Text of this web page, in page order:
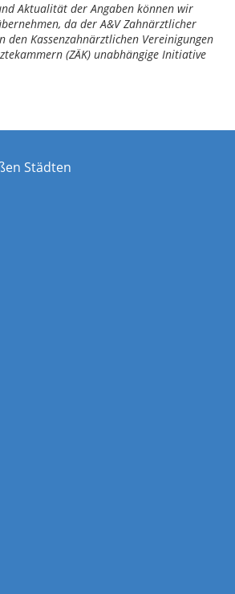
Aktualität der Angaben können wir
da der A&V Zahnärztlicher
den Kassenzahnärztlichen Vereinigungen
(ZÄK) unabhängige Initiative
Städten